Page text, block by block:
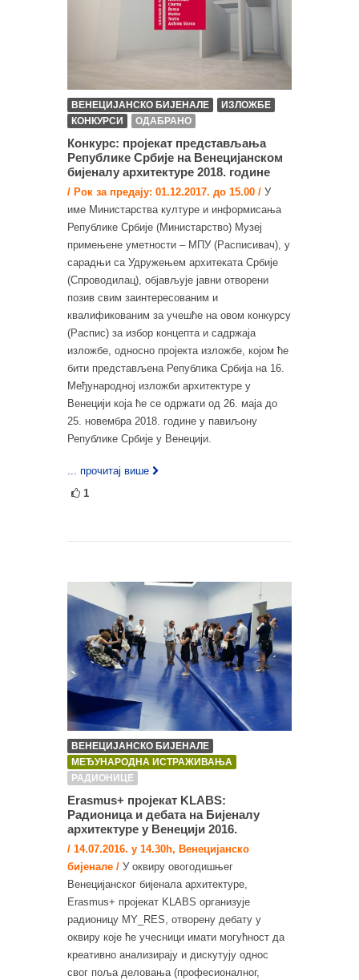
ВЕНЕЦИЈАНСКО БИЈЕНАЛЕ
ИЗЛОЖБЕ
КОНКУРСИ
ОДАБРАНО
Конкурс: пројекат представљања
Републике Србије на Венецијанском
бијеналу архитектуре 2018. године
/ Рок за предају: 01.12.2017. до 15.00 / У
име Министарства културе и информисања
Републике Србије (Министарство) Музеј
примењене уметности – МПУ (Расписивач), у
сарадњи са Удружењем архитеката Србије
(Спроводилац), објављује јавни отворени
позив свим заинтересованим и
квалификованим за учешће на овом конкурсу
(Распис) за избор концепта и садржаја
изложбе, односно пројекта изложбе, којом ће
бити представљена Република Србија на 16.
Међународној изложби архитектуре у
Венецији која ће се одржати од 26. маја до
25. новембра 2018. године у павиљону
Републике Србије у Венецији.
... прочитај више
1
ВЕНЕЦИЈАНСКО БИЈЕНАЛЕ
МЕЂУНАРОДНА ИСТРАЖИВАЊА
РАДИОНИЦЕ
Erasmus+ пројекат KLABS:
Радионица и дебата на Бијеналу
архитектуре у Венецији 2016.
/ 14.07.2016. у 14.30h, Венецијанско
бијенале / У оквиру овогодишњег
Венецијанског бијенала архитектуре,
Erasmus+ пројекат KLABS организује
радионицу MY_RES, отворену дебату у
оквиру које ће учесници имати могућност да
креативно анализирају и дискутују однос
свог поља деловања (професионалног,